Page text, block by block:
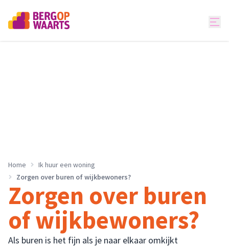
Home
Ik huur een woning
Zorgen over buren of wijkbewoners?
Zorgen over buren
of wijkbewoners?
Als buren is het fijn als je naar elkaar omkijkt